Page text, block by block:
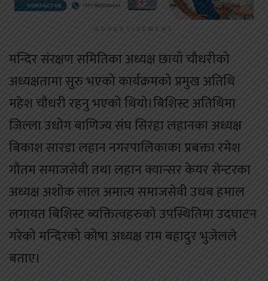
ADVERTISEMENT
मन्दिर संरक्षण समितिका अध्यक्ष छायाँ चौधरीको
अध्यक्षतामा सुरु भएको कार्यक्रमको प्रमुख अतिथि
महेश चौधरी रहनु भएको थियो।बिशिस्ट अतिथिमा
जिल्ला उधोग बाणिज्य संघ सिरहा लहानका अध्यक्ष
बिकाश सारडा लहान नगरपालिकाका प्रबक्ता रमेश
गौतम समाजसेवी तथा लहान क्यान्सर केयर सेन्टरका
अध्यक्ष अशोक लाल अमात्य समाजसेवी उधब हमाल
लगायत बिशिस्ट ब्यक्तित्वहरुको उपस्थितिमा उदघाटन
गरेको मन्दिरको कोषा अध्यक्ष राम बहादुर भुजेलले
बताए।